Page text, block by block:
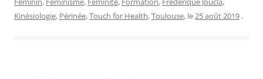
Kinésiologie, Périnée,Touch for Health,Toulouse, le25 août 2019 .